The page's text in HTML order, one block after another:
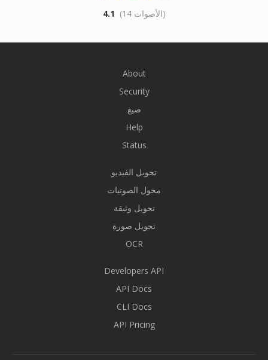
4.1 (14 الأصوات)
About
Security
صيغ
Help
Status
تحويل الفيديو
محول الصوتيات
تحويل وثيقة
تحويل صورة
OCR
Developers API
API Docs
CLI Docs
API Pricing